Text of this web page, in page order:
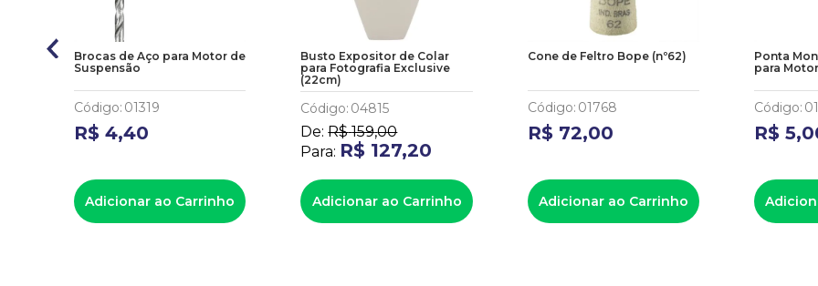
Brocas de Aço para Motor de
Suspensão
Código: 01319
R$ 4,40
Adicionar ao Carrinho
Busto Expositor de Colar
para Fotografia Exclusive
(22cm)
Código: 04815
De:R$ 159,00
Para: R$ 127,20
Adicionar ao Carrinho
Cone de Feltro Bope (nº62)
Código: 01768
R$ 72,00
Adicionar ao Carrinho
Ponta
para
Código:
R$ 5,